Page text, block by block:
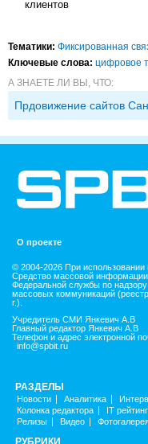
клиентов
Тематики: Фиксированная
Ключевые слова: цифровое
А ЗНАЕТЕ ЛИ ВЫ, ЧТО:
Прдовижение сайтов
О проекте
© 2004-2026 При использовании
Средство массовой информации
Федеральной службы по
массовых коммуникаций
г.).
Учредитель СМИ Янкевич А.В
Главный редактор Янкевич А.В
Телефон и адрес электронной
info@spbit.ru
РАЗДЕЛЫ
Новости Аналитика
Колонка редактора
IT рейтинг
Релизы
Видео
РУБРИКИ